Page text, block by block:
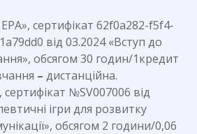
сертифікат 62f0a282-f5f4-
від 03.2024 «Вступ до
обсягом 30 годин/1кредит
– дистанційна.
сертифікат №SV007006 від
ігри для розвитку
обсягом 2 години/0,06